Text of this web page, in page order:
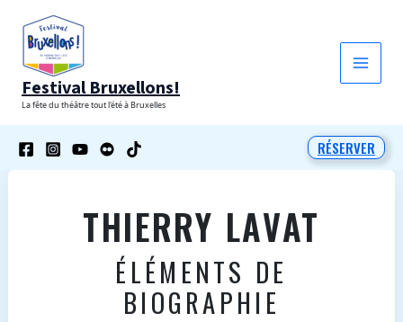
contenu
Festival Bruxellons!
La fête du théâtre tout l'été à Bruxelles
RÉSERVER
THIERRY LAVAT
ÉLÉMENTS DE
BIOGRAPHIE